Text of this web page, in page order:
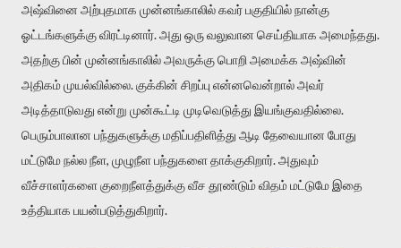
அஷ்வினை அற்புதமாக முன்னங்காலில் கவர் பகுதியில் நான்கு
ஓட்டங்களுக்கு விரட்டினார். அது ஒரு வலுவான செய்தியாக அமைந்தது.
அதற்கு பின் முன்னங்காலில் அவருக்கு பொறி அமைக்க அஷ்வின்
அதிகம் முயல்வில்லை. குக்கின் சிறப்பு என்னவென்றால் அவர்
அடித்தாடுவது என்று முன்கூட்டி முடிவெடுத்து இயங்குவதில்லை.
பெரும்பாலான பந்துகளுக்கு மதிப்பதிளித்து ஆடி தேவையான போது
மட்டுமே நல்ல நீள, முழுநீள பந்துகளை தாக்குகிறார். அதுவும்
வீச்சாளர்களை குறைநீளத்துக்கு வீச தூண்டும் விதம் மட்டுமே இதை
உத்தியாக பயன்படுத்துகிறார்.